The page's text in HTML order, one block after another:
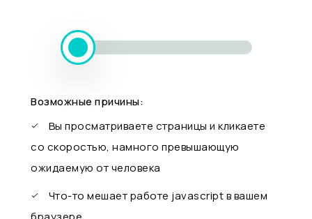
Возможные причины:
Вы просматриваете страницы и кликаете
со скоростью, намного превышающую
ожидаемую от человека
Что-то мешает работе javascript в вашем